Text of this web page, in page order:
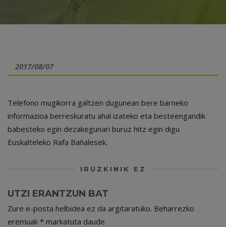
2017/08/07
Telefono mugikorra galtzen dugunean bere barneko
informazioa berreskuratu ahal izateko eta besteengandik
babesteko egin dezakegunari buruz hitz egin digu
Euskalteleko Rafa Bañalesek.
IRUZKINIK EZ
UTZI ERANTZUN BAT
Zure e-posta helbidea ez da argitaratuko. Beharrezko
eremuak * markatuta daude